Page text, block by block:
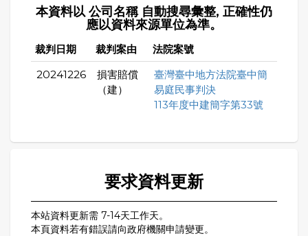
本資料以 公司名稱 自動搜尋彙整, 正確性仍
應以資料來源單位為準。
裁判日期 裁判案由 法院案號
20241226
損害賠償
（建）
臺灣臺中地方法院臺中簡
易庭民事判決
113年度中建簡字第33號
要求資料更新
本站資料更新需 7-14天工作天。
本頁資料若有錯誤請向政府機關申請變更。